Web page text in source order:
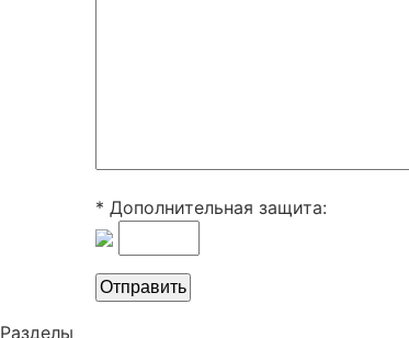
* Дополнительная защита:
Разделы